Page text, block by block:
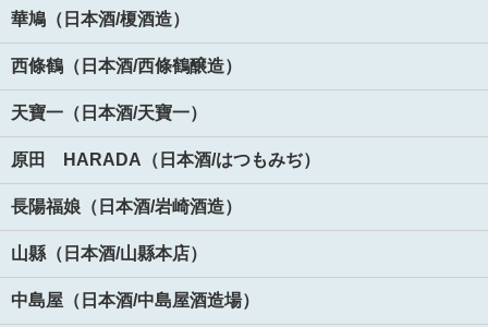
華鳩（日本酒/榎酒造）
西條鶴（日本酒/西條鶴醸造）
天寶一（日本酒/天寶一）
原田 HARADA（日本酒/はつもみぢ）
長陽福娘（日本酒/岩崎酒造）
山縣（日本酒/山縣本店）
中島屋（日本酒/中島屋酒造場）